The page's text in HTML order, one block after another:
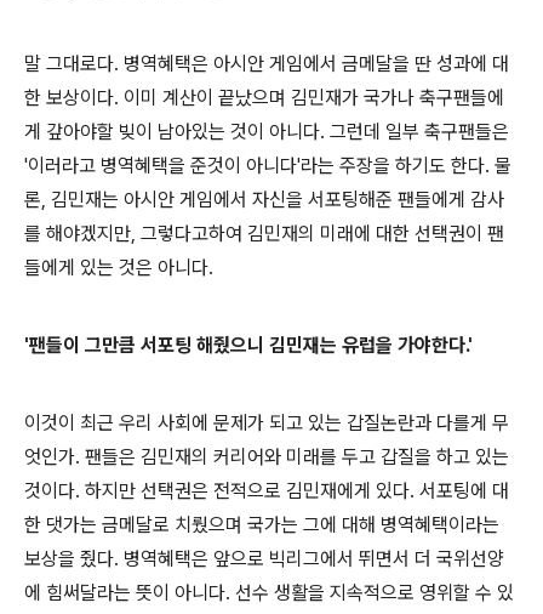
말 그대로다. 병역혜택은 아시안 게임에서 금메달을 딴 성과에 대
한 보상이다. 이미 계산이 끝났으며 김민재가 국가나 축구팬들에
게 갚아야할 빚이 남아있는 것이 아니다. 그런데 일부 축구팬들은
'이러라고 병역혜택을 준것이 아니다'라는 주장을 하기도 한다. 물
론, 김민재는 아시안 게임에서 자신을 서포팅해준 팬들에게 감사
를 해야겠지만, 그렇다고하여 김민재의 미래에 대한 선택권이 팬
들에게 있는 것은 아니다.
'팬들이 그만큼 서포팅 해줬으니 김민재는 유럽을 가야한다.'
이것이 최근 우리 사회에 문제가 되고 있는 갑질논란과 다를게 무
엇인가. 팬들은 김민재의 커리어와 미래를 두고 갑질을 하고 있는
것이다. 하지만 선택권은 전적으로 김민재에게 있다. 서포팅에 대
한 댓가는 금메달로 치뤘으며 국가는 그에 대해 병역혜택이라는
보상을 줬다. 병역혜택은 앞으로 빅리그에서 뛰면서 더 국위선양
에 힘써달라는 뜻이 아니다. 선수 생활을 지속적으로 영위할 수 있